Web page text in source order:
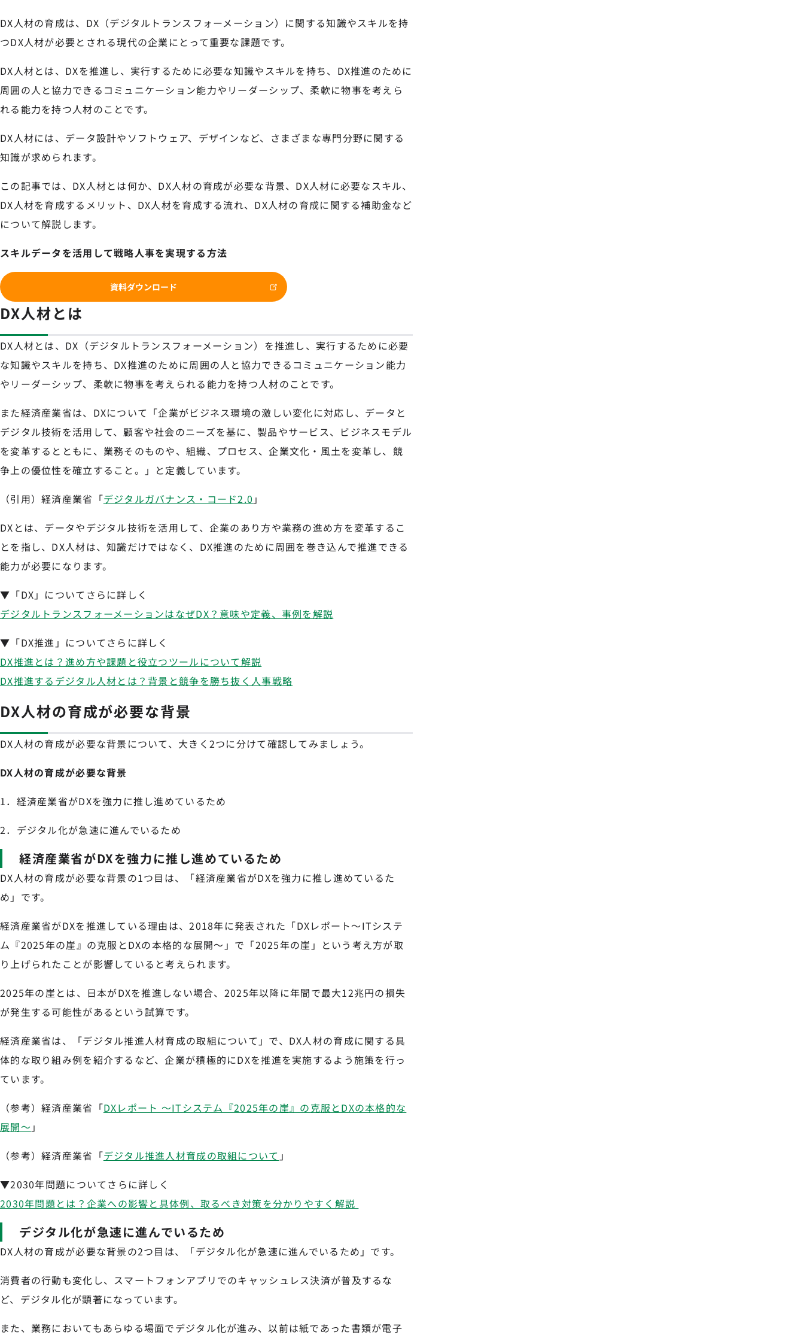
DX人材の育成は、DX（デジタルトランスフォーメーション）に関する知識やスキルを持
つDX人材が必要とされる現代の企業にとって重要な課題です。
DX人材とは、DXを推進し、実行するために必要な知識やスキルを持ち、DX推進のために
周囲の人と協力できるコミュニケーション能力やリーダーシップ、柔軟に物事を考えら
れる能力を持つ人材のことです。
DX人材には、データ設計やソフトウェア、デザインなど、さまざまな専門分野に関する
知識が求められます。
この記事では、DX人材とは何か、DX人材の育成が必要な背景、DX人材に必要なスキル、
DX人材を育成するメリット、DX人材を育成する流れ、DX人材の育成に関する補助金など
について解説します。
スキルデータを活用して戦略人事を実現する方法
資料ダウンロード
DX人材とは
DX人材とは、DX（デジタルトランスフォーメーション）を推進し、実行するために必要
な知識やスキルを持ち、DX推進のために周囲の人と協力できるコミュニケーション能力
やリーダーシップ、柔軟に物事を考えられる能力を持つ人材のことです。
また経済産業省は、DXについて「企業がビジネス環境の激しい変化に対応し、データと
デジタル技術を活用して、顧客や社会のニーズを基に、製品やサービス、ビジネスモデル
を変革するとともに、業務そのものや、組織、プロセス、企業文化・風土を変革し、競
争上の優位性を確立すること。」と定義しています。
（引用）経済産業省「デジタルガバナンス・コード2.0 」
DXとは、データやデジタル技術を活用して、企業のあり方や業務の進め方を変革するこ
とを指し、DX人材は、知識だけではなく、DX推進のために周囲を巻き込んで推進できる
能力が必要になります。
▼「DX」についてさらに詳しく
デジタルトランスフォーメーションはなぜDX？意味や定義、事例を解説
▼「DX推進」についてさらに詳しく
DX推進とは？進め方や課題と役立つツールについて解説
DX推進するデジタル人材とは？背景と競争を勝ち抜く人事戦略
DX人材の育成が必要な背景
DX人材の育成が必要な背景について、大きく2つに分けて確認してみましょう。
DX人材の育成が必要な背景
1．経済産業省がDXを強力に推し進めているため
2．デジタル化が急速に進んでいるため
経済産業省がDXを強力に推し進めているため
DX人材の育成が必要な背景の1つ目は、「経済産業省がDXを強力に推し進めているた
め」です。
経済産業省がDXを推進している理由は、2018年に発表された「DXレポート〜ITシステ
ム『2025年の崖』の克服とDXの本格的な展開〜」で「2025年の崖」という考え方が取
り上げられたことが影響していると考えられます。
2025年の崖とは、日本がDXを推進しない場合、2025年以降に年間で最大12兆円の損失
が発生する可能性があるという試算です。
経済産業省は、「デジタル推進人材育成の取組について」で、DX人材の育成に関する具
体的な取り組み例を紹介するなど、企業が積極的にDXを推進を実施するよう施策を行っ
ています。
（参考）経済産業省「DXレポート ～ITシステム『2025年の崖』の克服とDXの本格的な
展開～ 」
（参考）経済産業省「デジタル推進人材育成の取組について 」
▼2030年問題についてさらに詳しく
2030年問題とは？企業への影響と具体例、取るべき対策を分かりやすく解説
デジタル化が急速に進んでいるため
DX人材の育成が必要な背景の2つ目は、「デジタル化が急速に進んでいるため」です。
消費者の行動も変化し、スマートフォンアプリでのキャッシュレス決済が普及するな
ど、デジタル化が顕著になっています。
また、業務においてもあらゆる場面でデジタル化が進み、以前は紙であった書類が電子